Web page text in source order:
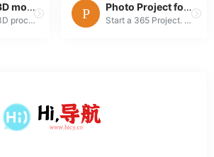
Houdini – 3D modeling, animation, VFX, look development, lighting and rendering | SideFX
Houdini is a 3D procedural software for modeling, rigging, animation, VFX, look development, lighting and rendering in film, TV, advertising and video...
Photo Project for Creative People
Start a 365 Project. Express yourself with one photo a day.